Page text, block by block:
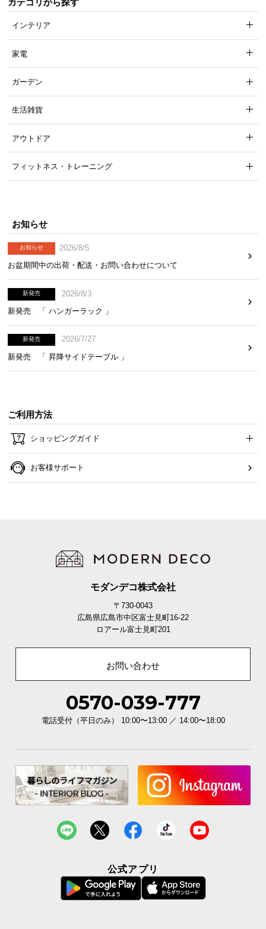
睡眠時の湿気対策だけでなく、室内の布団干しとし
ても活躍。セットも簡単で日々のお手入れに便利で
す。
省スペースに干せるスタンド式
山型にセットして布団を乗せるスタンド式なので、
場所を選ばず省スペースに設置することが可能で
す。
マジックテープで簡単セット
こんなシーンにおすすめです
入れシーンを快適にサポートしてくれます。
カテゴリから探す
インテリア
家電
ガーデン
生活雑貨
アウトドア
フィットネス・トレーニング
お知らせ
お知らせ
2026/8/5
お盆期間中の出荷・配送・お問い合わせについて
新発売
2026/8/3
新発売 「 ハンガーラック 」
新発売
2026/7/27
新発売 「 昇降サイドテーブル 」
ご利用方法
ショッピングガイド
お客様サポート
モダンデコ株式会社
〒730-0043
広島県広島市中区富士見町16-22
ロアール富士見町201
お問い合わせ
0570-039-777
電話受付（平日のみ） 10:00〜13:00 ／ 14:00〜18:00
公式アプリ